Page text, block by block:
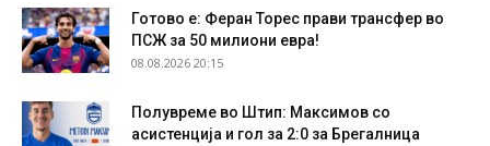
Готово е: Феран Торес прави трансфер во
ПСЖ за 50 милиони евра!
08.08.2026 20:15
Полувреме во Штип: Максимов со
асистенција и гол за 2:0 за Брегалница